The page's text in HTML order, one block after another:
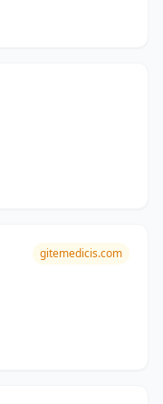
gitemedicis.com